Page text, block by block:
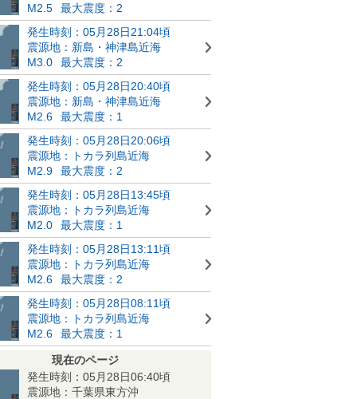
M2.5
最大震度：2
発生時刻：05月28日21:04頃
震源地：新島・神津島近海
M3.0
最大震度：2
発生時刻：05月28日20:40頃
震源地：新島・神津島近海
M2.6
最大震度：1
発生時刻：05月28日20:06頃
震源地：トカラ列島近海
M2.9
最大震度：2
発生時刻：05月28日13:45頃
震源地：トカラ列島近海
M2.0
最大震度：1
発生時刻：05月28日13:11頃
震源地：トカラ列島近海
M2.6
最大震度：2
発生時刻：05月28日08:11頃
震源地：トカラ列島近海
M2.6
最大震度：1
現在のページ
発生時刻：05月28日06:40頃
震源地：千葉県東方沖